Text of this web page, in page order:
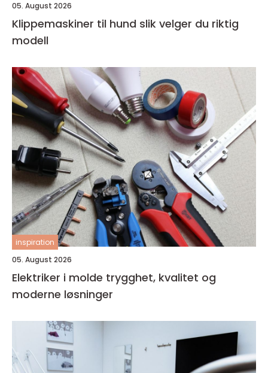
05. August 2026
Klippemaskiner til hund slik velger du riktig
modell
inspiration
05. August 2026
Elektriker i molde trygghet, kvalitet og
moderne løsninger